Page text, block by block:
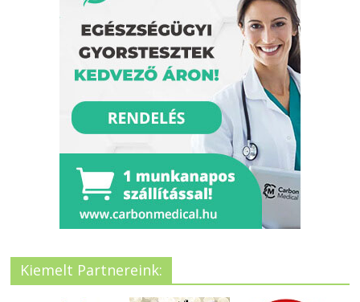
Kiemelt Partnereink: